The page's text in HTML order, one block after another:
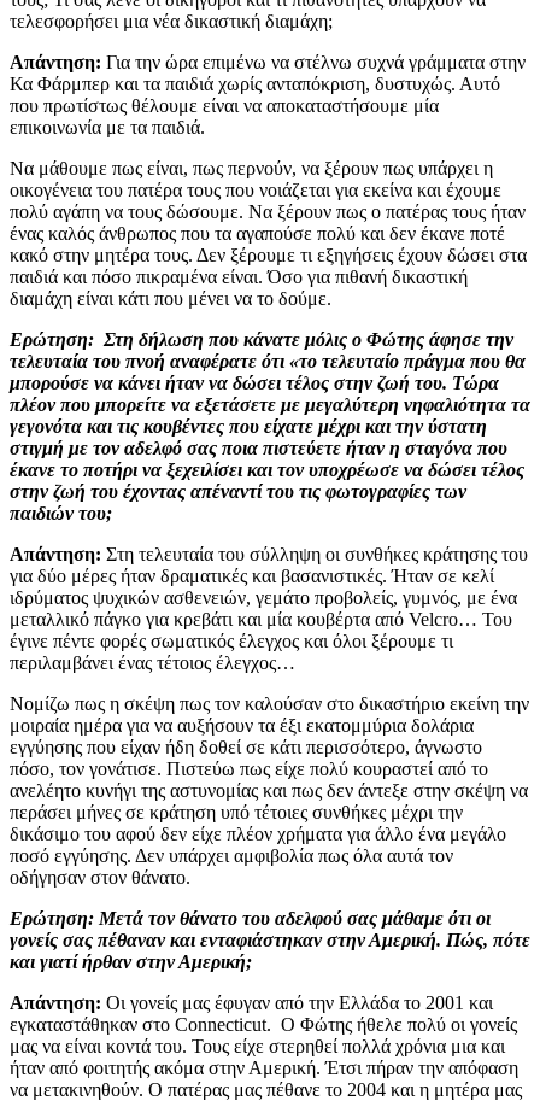
τελεσφορήσει μια νέα δικαστική διαμάχη;
Απάντηση: Για την ώρα επιμένω να στέλνω συχνά γράμματα στην
Κα Φάρμπερ και τα παιδιά χωρίς ανταπόκριση, δυστυχώς. Αυτό
που πρωτίστως θέλουμε είναι να αποκαταστήσουμε μία
επικοινωνία με τα παιδιά.
Να μάθουμε πως είναι, πως περνούν, να ξέρουν πως υπάρχει η
οικογένεια του πατέρα τους που νοιάζεται για εκείνα και έχουμε
πολύ αγάπη να τους δώσουμε. Να ξέρουν πως ο πατέρας τους ήταν
ένας καλός άνθρωπος που τα αγαπούσε πολύ και δεν έκανε ποτέ
κακό στην μητέρα τους. Δεν ξέρουμε τι εξηγήσεις έχουν δώσει στα
παιδιά και πόσο πικραμένα είναι. Όσο για πιθανή δικαστική
διαμάχη είναι κάτι που μένει να το δούμε.
Ερώτηση: Στη δήλωση που κάνατε μόλις ο Φώτης άφησε την
τελευταία του πνοή αναφέρατε ότι «το τελευταίο πράγμα που θα
μπορούσε να κάνει ήταν να δώσει τέλος στην ζωή του. Τώρα
πλέον που μπορείτε να εξετάσετε με μεγαλύτερη νηφαλιότητα τα
γεγονότα και τις κουβέντες που είχατε μέχρι και την ύστατη
στιγμή με τον αδελφό σας ποια πιστεύετε ήταν η σταγόνα που
έκανε το ποτήρι να ξεχειλίσει και τον υποχρέωσε να δώσει τέλος
στην ζωή του έχοντας απέναντί του τις φωτογραφίες των
παιδιών του;
Απάντηση: Στη τελευταία του σύλληψη οι συνθήκες κράτησης του
για δύο μέρες ήταν δραματικές και βασανιστικές. Ήταν σε κελί
ιδρύματος ψυχικών ασθενειών, γεμάτο προβολείς, γυμνός, με ένα
μεταλλικό πάγκο για κρεβάτι και μία κουβέρτα από Velcro… Του
έγινε πέντε φορές σωματικός έλεγχος και όλοι ξέρουμε τι
περιλαμβάνει ένας τέτοιος έλεγχος…
Νομίζω πως η σκέψη πως τον καλούσαν στο δικαστήριο εκείνη την
μοιραία ημέρα για να αυξήσουν τα έξι εκατομμύρια δολάρια
εγγύησης που είχαν ήδη δοθεί σε κάτι περισσότερο, άγνωστο
πόσο, τον γονάτισε. Πιστεύω πως είχε πολύ κουραστεί από το
ανελέητο κυνήγι της αστυνομίας και πως δεν άντεξε στην σκέψη να
περάσει μήνες σε κράτηση υπό τέτοιες συνθήκες μέχρι την
δικάσιμο του αφού δεν είχε πλέον χρήματα για άλλο ένα μεγάλο
ποσό εγγύησης. Δεν υπάρχει αμφιβολία πως όλα αυτά τον
οδήγησαν στον θάνατο.
Ερώτηση: Μετά τον θάνατο του αδελφού σας μάθαμε ότι οι
γονείς σας πέθαναν και ενταφιάστηκαν στην Αμερική. Πώς, πότε
και γιατί ήρθαν στην Αμερική;
Απάντηση: Οι γονείς μας έφυγαν από την Ελλάδα το 2001 και
εγκαταστάθηκαν στο Connecticut. Ο Φώτης ήθελε πολύ οι γονείς
μας να είναι κοντά του. Τους είχε στερηθεί πολλά χρόνια μια και
ήταν από φοιτητής ακόμα στην Αμερική. Έτσι πήραν την απόφαση
να μετακινηθούν. Ο πατέρας μας πέθανε το 2004 και η μητέρα μας